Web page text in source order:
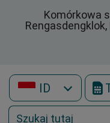
Komórkowa
ID